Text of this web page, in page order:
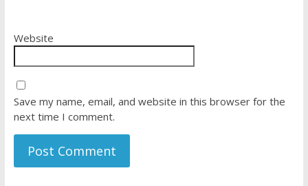
Website
Save my name, email, and website in this browser for the
next time I comment.